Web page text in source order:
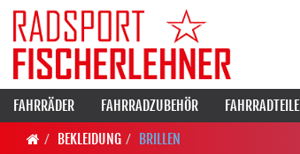
FAHRRÄDER FAHRRADZUBEHÖR FAHRRADTEILE
BEKLEIDUNG
BRILLEN